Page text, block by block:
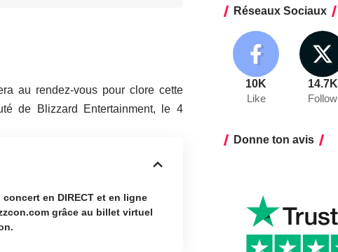
au rendez-vous pour clore cette
de Blizzard Entertainment, le 4
en DIRECT et en ligne
grâce au billet virtuel
Réseaux Sociaux
10K
Like
14.7K
Follow
Donne ton avis